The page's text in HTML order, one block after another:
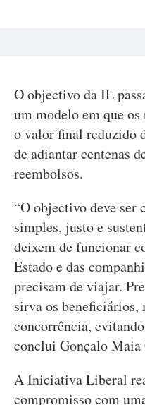
O objectivo da IL
um modelo em que os
o valor final reduzido
de adiantar centenas
reembolsos.
“O objectivo deve
simples, justo e
deixem de funcionar
Estado e das
precisam de viajar.
sirva os beneficiários,
concorrência,
conclui Gonçalo Maia
A Iniciativa Liberal
compromisso com